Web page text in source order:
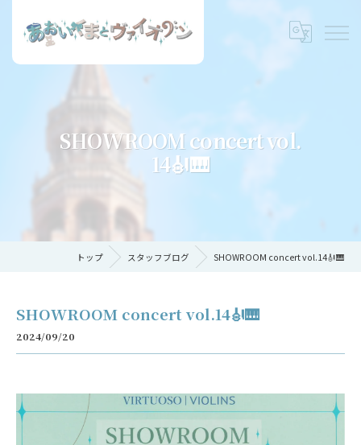
SHOWROOM concert vol.
14🎻🎹
トップ スタッフブログ SHOWROOM concert vol.14🎻🎹
SHOWROOM concert vol.14🎻🎹
2024/09/20